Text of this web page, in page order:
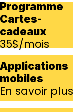
Programme
Cartes-
cadeaux
35$/mois
Applications
mobiles
En savoir plus